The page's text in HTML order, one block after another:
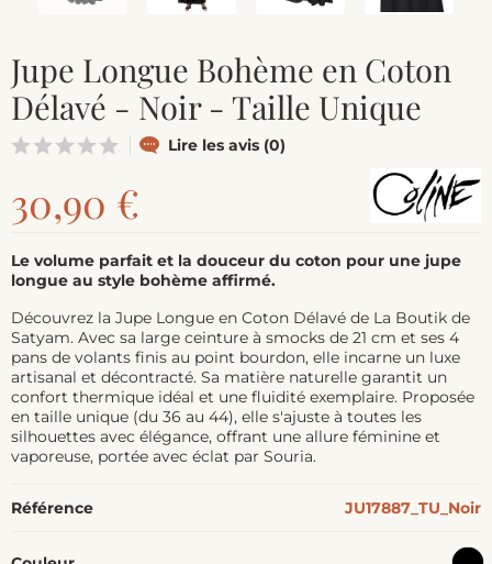
Jupe Longue Bohème en Coton
Délavé - Noir - Taille Unique
Lire les avis (0)
30,90 €
Le volume parfait et la douceur du coton pour une jupe
longue au style bohème affirmé.
Découvrez la Jupe Longue en Coton Délavé de La Boutik de
Satyam. Avec sa large ceinture à smocks de 21 cm et ses 4
pans de volants finis au point bourdon, elle incarne un luxe
artisanal et décontracté. Sa matière naturelle garantit un
confort thermique idéal et une fluidité exemplaire. Proposée
en taille unique (du 36 au 44), elle s'ajuste à toutes les
silhouettes avec élégance, offrant une allure féminine et
vaporeuse, portée avec éclat par Souria.
Référence JU17887_TU_Noir